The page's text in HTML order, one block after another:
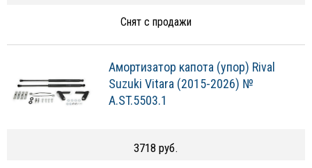
Снят с продажи
Амортизатор капота (упор) Rival
Suzuki Vitara (2015-2026) №
A.ST.5503.1
3718 руб.